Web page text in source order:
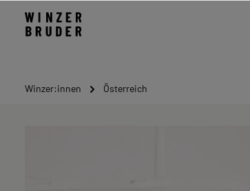
Winzer:innen Österreich